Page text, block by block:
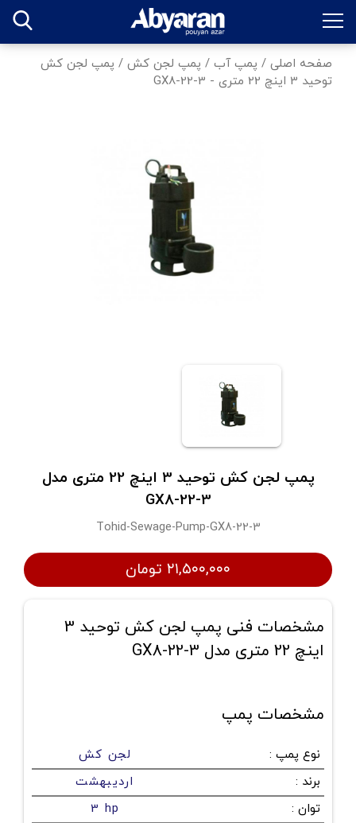
صفحه اصلی / پمپ آب / پمپ لجن کش / پمپ لجن کش
توحید 3 اینچ 22 متری - GX8-22-3
پمپ لجن کش توحید 3 اینچ 22 متری مدل
GX8-22-3
Tohid-Sewage-Pump-GX8-22-3
۲۱,۵۰۰,۰۰۰ تومان
مشخصات فنی پمپ لجن کش توحید 3
اینچ 22 متری مدل GX8-22-3
مشخصات پمپ
نوع پمپ :
لجن کش
برند :
اردیبهشت
توان :
3 hp